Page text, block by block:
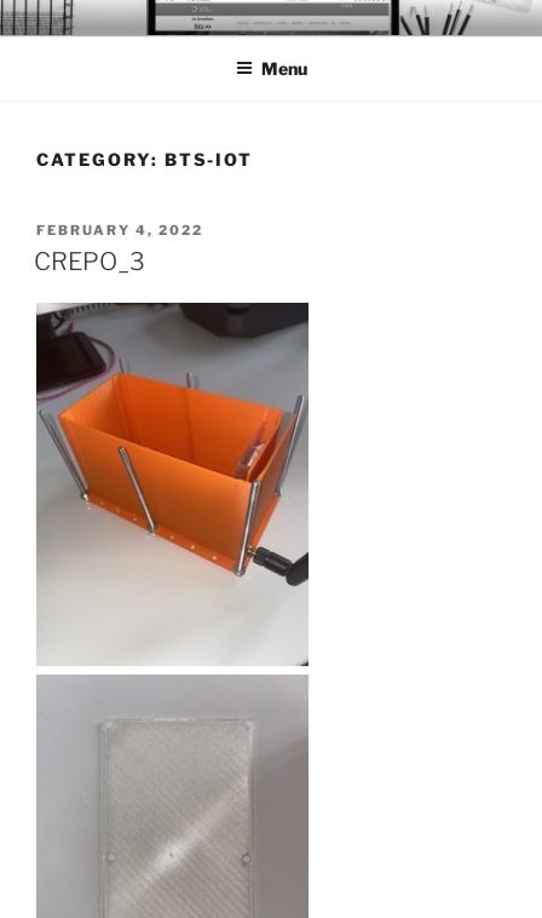
Skip
to
BTS PORTFOLIO
Menu
CATEGORY: BTS-IOT
POSTED
ON
FEBRUARY 4, 2022
CREPO_3